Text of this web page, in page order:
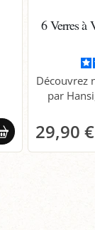
6 Verres à
Découvrez
par
29,90 €